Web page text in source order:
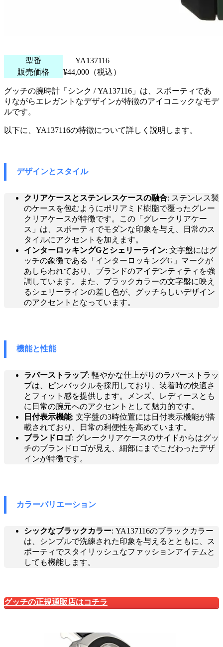
型番
YA137116
販売価格
¥44,000（税込）
グッチの腕時計「シンク / YA137116」は、スポーティであ
りながらエレガントなデザインが特徴のアイコニックなモデ
ルです。
以下に、YA137116の特徴について詳しく説明します。
デザインとスタイル
クリアケースとステンレスケースの融合: ステンレス製
のケースを包むようにポリアミド樹脂で覆ったグレー
クリアケースが特徴です。この「グレークリアケー
ス」は、スポーティでモダンな印象を与え、日常のス
タイルにアクセントを加えます。
インターロッキングGとシェリーライン: 文字盤にはグ
ッチの象徴である「インターロッキングG」マークが
あしらわれており、ブランドのアイデンティティを強
調しています。また、ブラックカラーの文字盤に映え
るシェリーラインの差し色が、グッチらしいデザイン
のアクセントとなっています。
機能と性能
ラバーストラップ: 軽やかな仕上がりのラバーストラッ
プは、ピンバックルを採用しており、装着時の快適さ
とフィット感を提供します。メンズ、レディースとも
に日常の腕元へのアクセントとして魅力的です。
日付表示機能: 文字盤の3時位置には日付表示機能が搭
載されており、日常の利便性を高めています。
ブランドロゴ: グレークリアケースのサイドからはグッ
チのブランドロゴが見え、細部にまでこだわったデザ
インが特徴です。
カラーバリエーション
シックなブラックカラー: YA137116のブラックカラー
は、シンプルで洗練された印象を与えるとともに、ス
ポーティでスタイリッシュなファッションアイテムと
しても機能します。
グッチの正規通販店はコチラ